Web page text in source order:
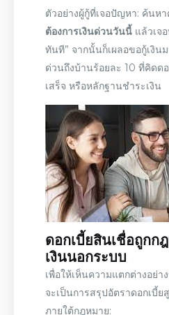
ตัวอย่างผู้กู้ที่เจอปัญหา: ค้นหา
ต้องการเงินด่วนวันนี้ แล้วเจ
ทันที” จากนั้นก็เผลอขอกู้เงิน
ด่วนถึงบ้านร้อยละ 10 ที่คิดด
เสร็จ หรือหลักฐานชำระเงิน
ดอกเบี้ยสินเชื่อถูกก
เงินนอกระบบ
เพื่อให้เห็นความแตกต่างอย่า
จะเป็นการสรุปอัตราดอกเบี้
ภายใต้กฎหมาย: